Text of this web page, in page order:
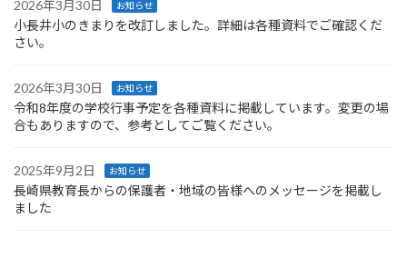
2026年3月30日 お知らせ
小長井小のきまりを改訂しました。詳細は各種資料でご確認くだ
さい。
2026年3月30日 お知らせ
令和8年度の学校行事予定を各種資料に掲載しています。変更の場
合もありますので、参考としてご覧ください。
2025年9月2日 お知らせ
長崎県教育長からの保護者・地域の皆様へのメッセージを掲載し
ました